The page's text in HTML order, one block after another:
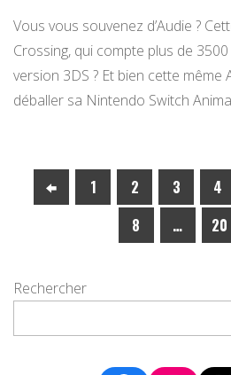
Vous vous souvenez d’Audie ?
Crossing, qui compte plus de
version 3DS ? Et bien cette même
déballer sa Nintendo Switch
1 2 3 4
8
… 20
Rechercher